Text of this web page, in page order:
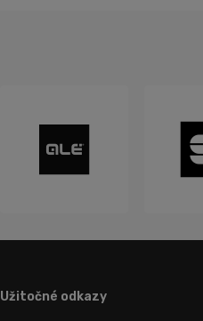
Užitočné odkazy